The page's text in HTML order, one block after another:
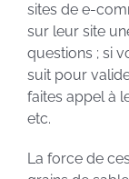
sites de e-
sur leur site
questions ; si
suit pour
faites appel à
etc.
La force de